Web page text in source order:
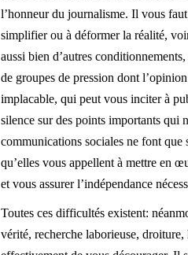
l’honneur du journalisme. Il vous
simplifier ou à déformer la réalité,
aussi bien d’autres
de groupes de pression dont
implacable, qui peut vous inciter à
silence sur des points importants qui
communications sociales ne font
qu’elles vous appellent à mettre en
et vous assurer l’indépendance
Toutes ces difficultés existent:
vérité, recherche laborieuse,